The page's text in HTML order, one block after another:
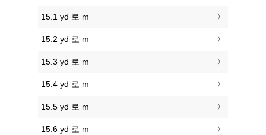
15.1 yd 로 m
15.2 yd 로 m
15.3 yd 로 m
15.4 yd 로 m
15.5 yd 로 m
15.6 yd 로 m